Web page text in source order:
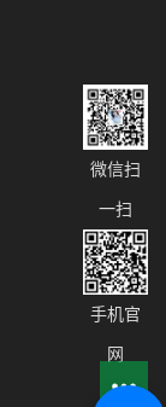
微信扫
一扫
手机官
网